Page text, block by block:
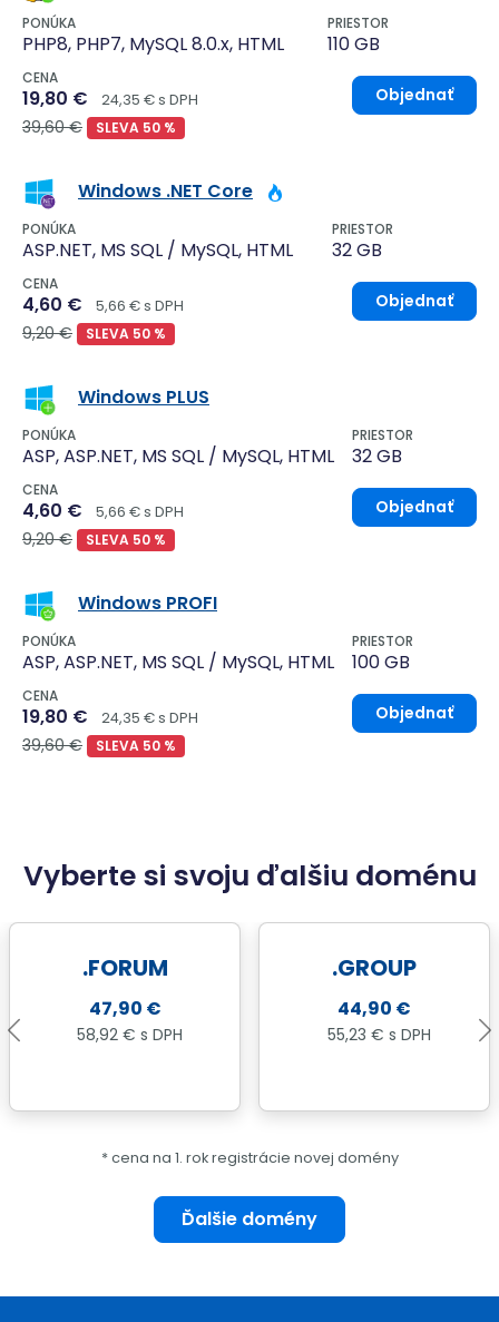
PONÚKA
PHP8, PHP7, MySQL 8.0.x, HTML
PRIESTOR
110 GB
CENA
19,80 € 24,35 € s DPH
39,60 € SLEVA 50 %
Objednať
Windows .NET Core
PONÚKA
ASP.NET, MS SQL / MySQL, HTML
PRIESTOR
32 GB
CENA
4,60 € 5,66 € s DPH
9,20 € SLEVA 50 %
Objednať
Windows PLUS
PONÚKA
ASP, ASP.NET, MS SQL / MySQL, HTML
PRIESTOR
32 GB
CENA
4,60 € 5,66 € s DPH
9,20 € SLEVA 50 %
Objednať
Windows PROFI
PONÚKA
ASP, ASP.NET, MS SQL / MySQL, HTML
PRIESTOR
100 GB
CENA
19,80 € 24,35 € s DPH
39,60 € SLEVA 50 %
Objednať
Vyberte si svoju ďalšiu doménu
.FORUM
47,90 €
58,92 € s DPH
.GROUP
44,90 €
55,23 € s DPH
* cena na 1. rok registrácie novej domény
Ďalšie domény